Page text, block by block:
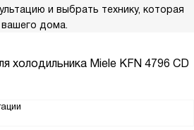
и выбрать технику, которая
дома.
холодильника Miele KFN 4796 CD